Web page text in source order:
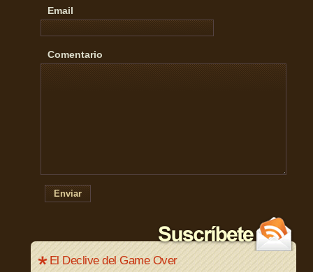
Email
Comentario
Enviar
El Declive del Game Over